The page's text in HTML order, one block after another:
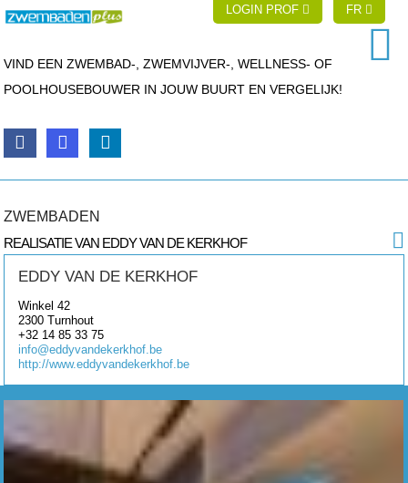
LOGIN PROF FR
VIND EEN ZWEMBAD-, ZWEMVIJVER-, WELLNESS- OF
POOLHOUSEBOUWER IN JOUW BUURT EN VERGELIJK!
ZWEMBADEN
REALISATIE VAN EDDY VAN DE KERKHOF
EDDY VAN DE KERKHOF
Winkel 42
2300 Turnhout
+32 14 85 33 75
info@eddyvandekerkhof.be
http://www.eddyvandekerkhof.be